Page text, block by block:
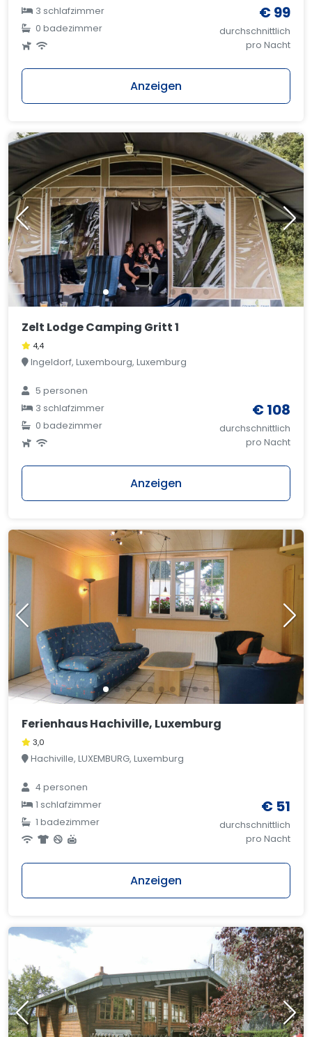
3 schlafzimmer
0 badezimmer
€ 99
durchschnittlich
pro Nacht
Anzeigen
Zelt Lodge Camping Gritt 1
4,4
Ingeldorf, Luxembourg, Luxemburg
5 personen
3 schlafzimmer
0 badezimmer
€ 108
durchschnittlich
pro Nacht
Anzeigen
Ferienhaus Hachiville, Luxemburg
3,0
Hachiville, LUXEMBURG, Luxemburg
4 personen
1 schlafzimmer
1 badezimmer
€ 51
durchschnittlich
pro Nacht
Anzeigen